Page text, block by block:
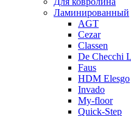
Ламинированный
AGT
Cezar
Classen
De Checchi
Faus
HDM Elesgo
Invado
My-floor
Quick-Step